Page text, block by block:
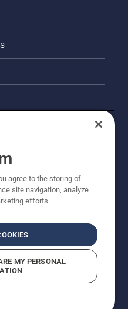
la sostenibilidad
agree to the storing of
site navigation, analyze
efforts.
MY PERSONAL